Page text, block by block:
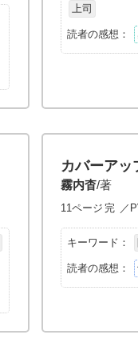
上司
読者の感想：
カバーアッ
霧内杳/著
11ページ 完 ／
キーワード：
読者の感想：